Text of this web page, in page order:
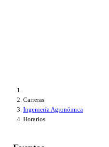
Carreras
Ingeniería Agronómica
Horarios